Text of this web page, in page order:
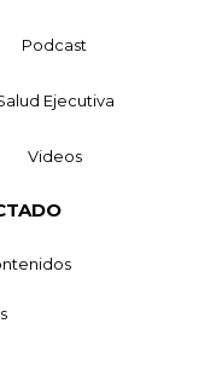
Podcast
Ejecutiva
Videos